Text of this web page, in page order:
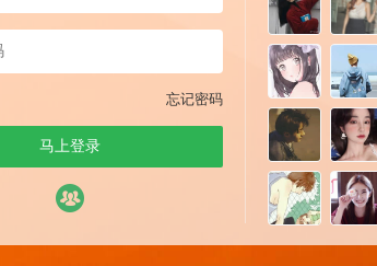
忘记密码
马上登录